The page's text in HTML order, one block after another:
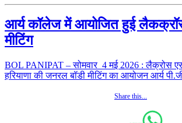
आर्य कॉलेज में आयोजित हुई लैकक्रॉस
मीटिंग
BOL PANIPAT – सोमवार 4 मई 2026 : लैक्रोस
हरियाणा की जनरल बॉडी मीटिंग का आयोजन आर्य
Share this...